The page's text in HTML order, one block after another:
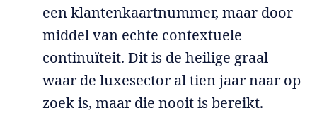
een klantenkaartnummer, maar door
middel van echte contextuele
continuïteit. Dit is de heilige graal
waar de luxesector al tien jaar naar op
zoek is, maar die nooit is bereikt.